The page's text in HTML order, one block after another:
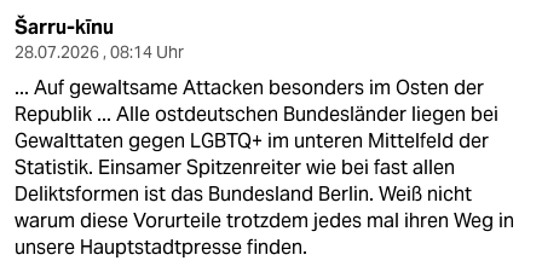
Šarru-kīnu
28.07.2026 , 08:14 Uhr
... Auf gewaltsame Attacken besonders im Osten der
Republik ... Alle ostdeutschen Bundesländer liegen bei
Gewalttaten gegen LGBTQ+ im unteren Mittelfeld der
Statistik. Einsamer Spitzenreiter wie bei fast allen
Deliktsformen ist das Bundesland Berlin. Weiß nicht
warum diese Vorurteile trotzdem jedes mal ihren Weg in
unsere Hauptstadtpresse finden.